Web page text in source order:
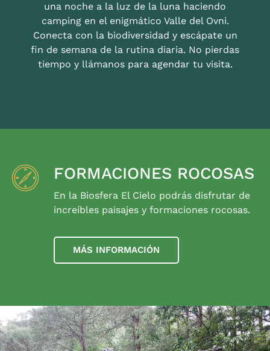
una noche a la luz de la luna haciendo
camping en el enigmático Valle del Ovni.
Conecta con la biodiversidad y escápate un
fin de semana de la rutina diaria. No pierdas
tiempo y llámanos para agendar tu visita.
FORMACIONES ROCOSAS
En la Biosfera El Cielo podrás disfrutar de
increíbles paisajes y formaciones rocosas.
MÁS INFORMACIÓN